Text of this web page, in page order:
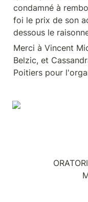
condamné à
foi le prix de son
dessous le
Merci à Vincent
Belzic, et
Poitiers pour